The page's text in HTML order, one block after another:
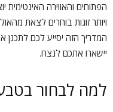
הפתוחים והאווירה
ויותר זוגות בוחרים לצאת
המדריך הזה יסייע לכם לתכנן
יישארו אתכם לנצח.
למה לבחור בטבע